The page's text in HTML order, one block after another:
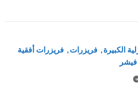
الكبيرة, فريزرات, فريزرات أفقية
فيشر